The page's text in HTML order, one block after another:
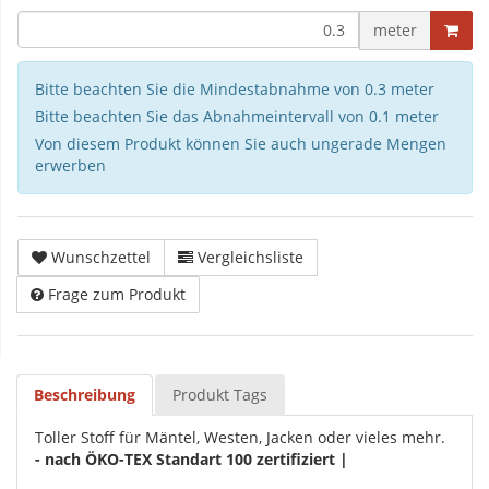
meter
Bitte beachten Sie die Mindestabnahme von 0.3 meter
Bitte beachten Sie das Abnahmeintervall von 0.1 meter
Von diesem Produkt können Sie auch ungerade Mengen
erwerben
Wunschzettel
Vergleichsliste
Frage zum Produkt
Beschreibung Produkt Tags
Toller Stoff für Mäntel, Westen, Jacken oder vieles mehr.
- nach ÖKO-TEX Standart 100 zertifiziert |